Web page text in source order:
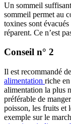
Un sommeil
sommeil permet au
toxines sont
réparent. Ce n’est
Conseil n° 2
Il est recommandé
alimentation riche
alimentation la plus
préférable de
poisson, les fruits et
exemple sur le